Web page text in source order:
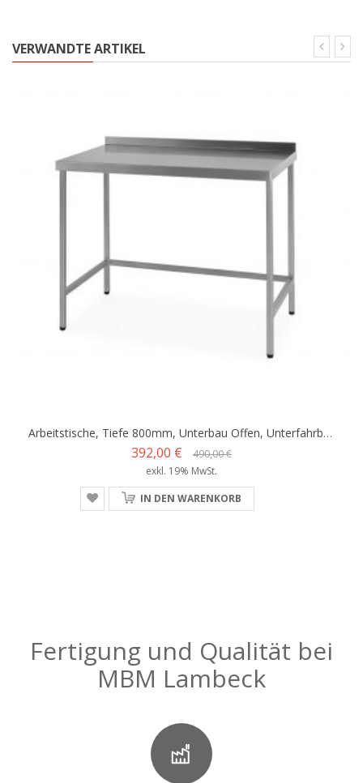
VERWANDTE ARTIKEL
Arbeitstische, Tiefe 800mm, Unterbau Offen, Unterfahrbar, Breite Von 500 - 2400mm
392,00 €
490,00 €
exkl. 19% MwSt.
IN DEN WARENKORB
Fertigung und Qualität bei
MBM Lambeck